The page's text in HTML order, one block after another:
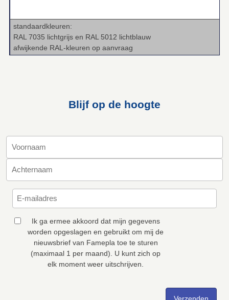
standaardkleuren:
RAL 7035 lichtgrijs en RAL 5012 lichtblauw
afwijkende RAL‑kleuren op aanvraag
Blijf op de hoogte
Ik ga ermee akkoord dat mijn gegevens
worden opgeslagen en gebruikt om mij de
nieuwsbrief van Famepla toe te sturen
(maximaal 1 per maand). U kunt zich op
elk moment weer uitschrijven.